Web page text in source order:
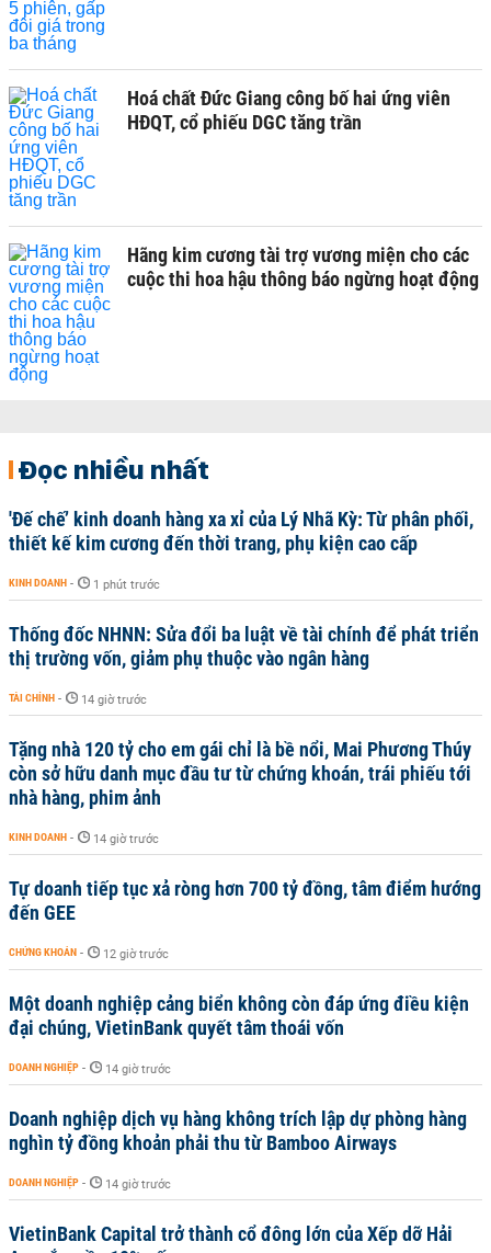
Hoá chất Đức Giang công bố hai ứng viên
HĐQT, cổ phiếu DGC tăng trần
Hãng kim cương tài trợ vương miện cho các
cuộc thi hoa hậu thông báo ngừng hoạt động
Đọc nhiều nhất
'Đế chế’ kinh doanh hàng xa xỉ của Lý Nhã Kỳ: Từ phân phối,
thiết kế kim cương đến thời trang, phụ kiện cao cấp
KINH DOANH - 1 phút trước
Thống đốc NHNN: Sửa đổi ba luật về tài chính để phát triển
thị trường vốn, giảm phụ thuộc vào ngân hàng
TÀI CHÍNH - 14 giờ trước
Tặng nhà 120 tỷ cho em gái chỉ là bề nổi, Mai Phương Thúy
còn sở hữu danh mục đầu tư từ chứng khoán, trái phiếu tới
nhà hàng, phim ảnh
KINH DOANH - 14 giờ trước
Tự doanh tiếp tục xả ròng hơn 700 tỷ đồng, tâm điểm hướng
đến GEE
CHỨNG KHOÁN - 12 giờ trước
Một doanh nghiệp cảng biển không còn đáp ứng điều kiện
đại chúng, VietinBank quyết tâm thoái vốn
DOANH NGHIỆP - 14 giờ trước
Doanh nghiệp dịch vụ hàng không trích lập dự phòng hàng
nghìn tỷ đồng khoản phải thu từ Bamboo Airways
DOANH NGHIỆP - 14 giờ trước
VietinBank Capital trở thành cổ đông lớn của Xếp dỡ Hải